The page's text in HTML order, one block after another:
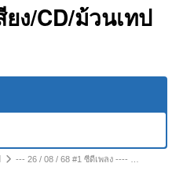
ง/CD/ม้วนเทป
--- 26 / 08 / 68 #1 ซีดีเพลง ---- …